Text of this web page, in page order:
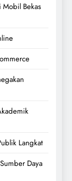
Mobil Bekas
Langkat
Daya